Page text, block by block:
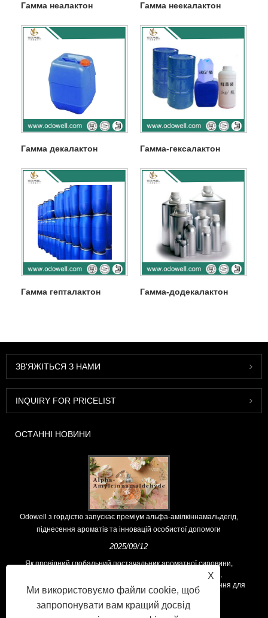
Гамма неалактон Гамма неекалактон
Гамма декалактон Гамма-гексалактон
Гамма гепталактон Гамма-додекалактон
ЗВ'ЯЖІТЬСЯ З НАМИ
INQUIRY FOR PRICELIST
ОСТАННІ НОВИНИ
Odowell з гордістю запускає преміум альфа-амілкіннамальдегід,
піднесення ароматів та інновацій особистої допомоги
2025/09/12
Як провідний глобальний постачальник ароматної сировини,
Odowell підтримує основну філософію "інноваційними,
орієнтованими на якість", послідовно пропонуючи вищі рішення для
ароматів у всьому світі.
X
Ми використовуємо файли cookie, щоб
запропонувати вам кращий досвід